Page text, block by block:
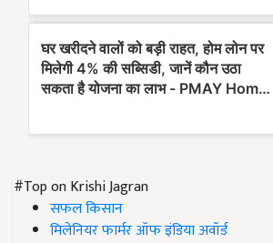
#Top on Krishi Jagran
सफल किसान
मिलेनियर फार्मर ऑफ इंडिया अवॉर्ड